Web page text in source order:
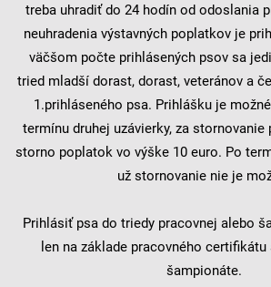
treba uhradiť do 24 hodín od odoslania
neuhradenia výstavných poplatkov je
väčšom počte prihlásených psov sa
tried mladší dorast, dorast, veteránov a
1.prihláseného psa. Prihlášku je
termínu druhej uzávierky, za
storno poplatok vo výške 10 euro. Po
už stornovanie nie je
Prihlásiť psa do triedy pracovnej alebo
len na základe pracovného
šampionáte.